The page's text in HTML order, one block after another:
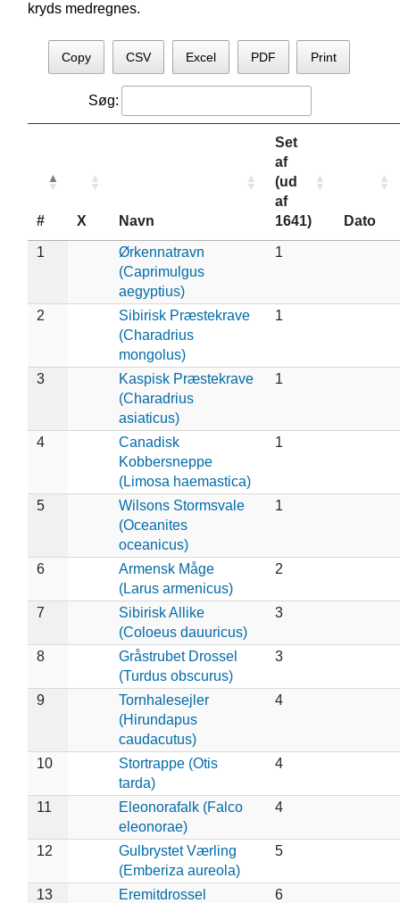
kryds medregnes.
Copy CSV Excel PDF Print
Søg:
# X Navn
Set
af
(ud
af
1641)
Dato
1
Ørkennatravn
(Caprimulgus
aegyptius)
1
2
Sibirisk Præstekrave
(Charadrius
mongolus)
1
3
Kaspisk Præstekrave
(Charadrius
asiaticus)
1
4
Canadisk
Kobbersneppe
(Limosa haemastica)
1
5
Wilsons Stormsvale
(Oceanites
oceanicus)
1
6
Armensk Måge
(Larus armenicus)
2
7
Sibirisk Allike
(Coloeus dauuricus)
3
8
Gråstrubet Drossel
(Turdus obscurus)
3
9
Tornhalesejler
(Hirundapus
caudacutus)
4
10
Stortrappe (Otis
tarda)
4
11
Eleonorafalk (Falco
eleonorae)
4
12
Gulbrystet Værling
(Emberiza aureola)
5
13
Eremitdrossel
6